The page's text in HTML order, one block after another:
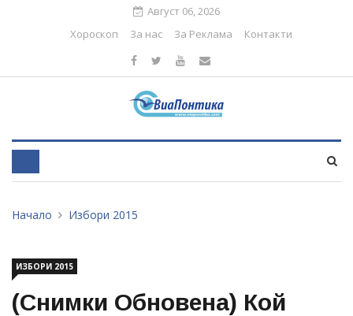
Август 06, 2026
Хороскоп
За нас За Реклама Контакти
Начало Избори 2015
ИЗБОРИ 2015
(Снимки Обновена) Кой